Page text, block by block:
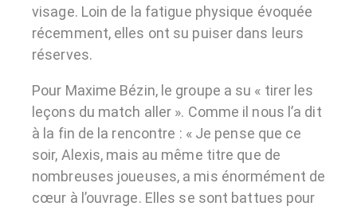
visage. Loin de la fatigue physique évoquée
récemment, elles ont su puiser dans leurs
réserves.
Pour Maxime Bézin, le groupe a su « tirer les
leçons du match aller ». Comme il nous l’a dit
à la fin de la rencontre : « Je pense que ce
soir, Alexis, mais au même titre que de
nombreuses joueuses, a mis énormément de
cœur à l’ouvrage. Elles se sont battues pour